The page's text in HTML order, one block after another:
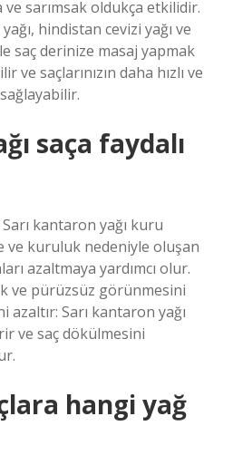
sarımsak oldukça etkilidir.
hindistan cevizi yağı ve
saç derinize masaj yapmak
saçlarınızın daha hızlı ve
saça faydalı
kantaron yağı kuru
ve kuruluk nedeniyle oluşan
azaltmaya yardımcı olur.
ve pürüzsüz görünmesini
azaltır: Sarı kantaron yağı
ve saç dökülmesini
hangi yağ